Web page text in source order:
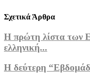
Σχετικά Άρθρα
Η πρώτη λίστα των
ελληνική...
Η δεύτερη